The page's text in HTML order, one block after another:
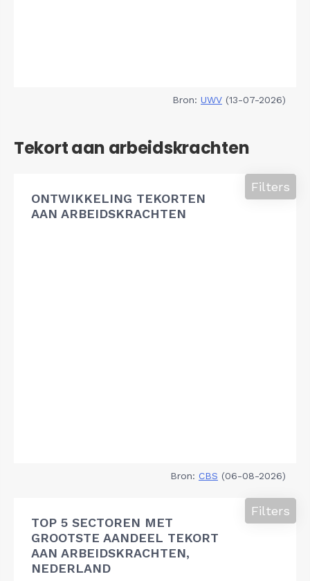
Bron: UWV (13-07-2026)
Tekort aan arbeidskrachten
ONTWIKKELING TEKORTEN
AAN ARBEIDSKRACHTEN
Filters
Bron: CBS (06-08-2026)
TOP 5 SECTOREN MET
GROOTSTE AANDEEL TEKORT
AAN ARBEIDSKRACHTEN,
NEDERLAND
Filters